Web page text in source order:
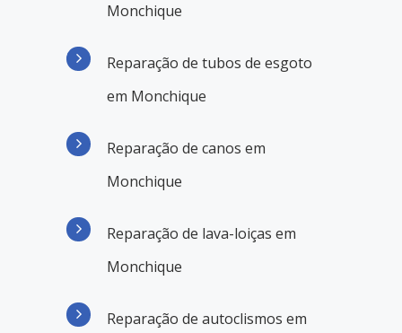
Monchique
Reparação de tubos de esgoto
em Monchique
Reparação de canos em
Monchique
Reparação de lava-loiças em
Monchique
Reparação de autoclismos em